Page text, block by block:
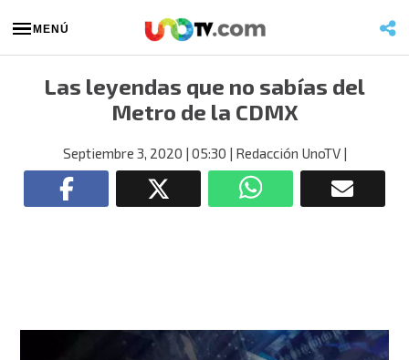
MENÚ
Las leyendas que no sabías del
Metro de la CDMX
Septiembre 3, 2020 | 05:30 | Redacción UnoTV|